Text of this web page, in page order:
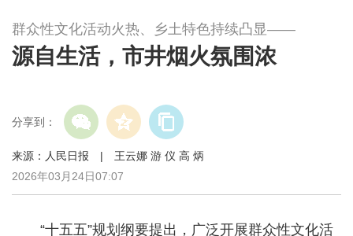
群众性文化活动火热、乡土特色持续凸显——
源自生活，市井烟火氛围浓
分享到：
来源：人民日报 | 王云娜 游 仪 高 炳
2026年03月24日07:07
“十五五”规划纲要提出，广泛开展群众性文化活